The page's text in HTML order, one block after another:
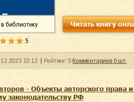
в библиотеку
5
Читать книгу
10:12 Рейтинг: 5 Комментариев 0шт.
- Объекты авторского
законодательству РФ